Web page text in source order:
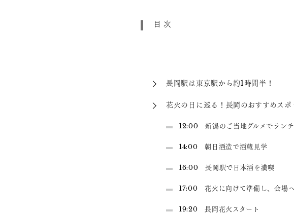
目次
長岡駅は東京駅から約1時間半！
花火の日に巡る！長岡のおすすめスポ
12:00 新潟のご当地グルメでランチ
14:00 朝日酒造で酒蔵見学
16:00 長岡駅で日本酒を満喫
17:00 花火に向けて準備し、会場
19:20 長岡花火スタート